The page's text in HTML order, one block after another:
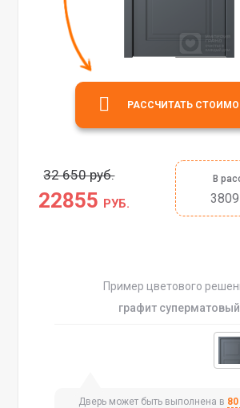
32 650 руб.
22855 РУБ.
В
3809
РАССЧИТАТЬ
Пример цветового
графит суперматовый
Дверь может быть выполнена в